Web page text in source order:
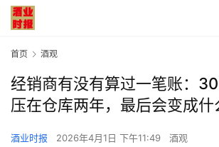
首页 酒观
经销商有没有算过一笔账：
压在仓库两年，最后会变成什
酒业时报 2026年4月1日 下午11:49 酒观